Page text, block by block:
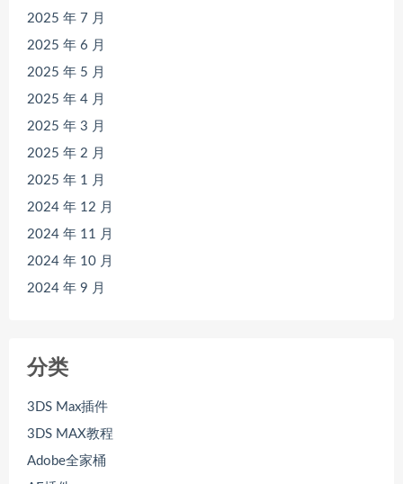
2025 年 7 月
2025 年 6 月
2025 年 5 月
2025 年 4 月
2025 年 3 月
2025 年 2 月
2025 年 1 月
2024 年 12 月
2024 年 11 月
2024 年 10 月
2024 年 9 月
分类
3DS Max插件
3DS MAX教程
Adobe全家桶